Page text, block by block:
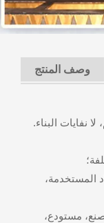
وصف المنتج
المستخدمة،
مستودع،